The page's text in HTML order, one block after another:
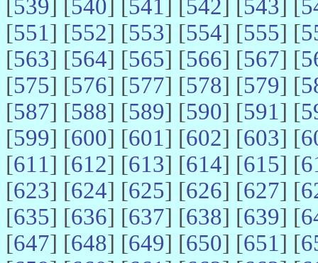
[539] [540] [541] [542] [543] [
[551] [552] [553] [554] [555] [
[563] [564] [565] [566] [567] [
[575] [576] [577] [578] [579] [
[587] [588] [589] [590] [591] [
[599] [600] [601] [602] [603] [
[611] [612] [613] [614] [615] [
[623] [624] [625] [626] [627] [
[635] [636] [637] [638] [639] [
[647] [648] [649] [650] [651] [